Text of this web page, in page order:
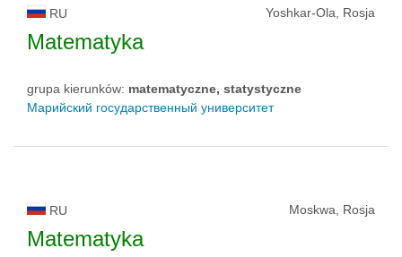
RU Yoshkar-Ola, Rosja
Matematyka
grupa kierunków: matematyczne, statystyczne
Марийский государственный университет
RU Moskwa, Rosja
Matematyka